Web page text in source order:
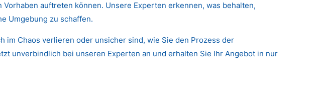
auftreten können. Unsere Experten erkennen, was behalten,
Umgebung zu schaffen.
im Chaos verlieren oder unsicher sind, wie Sie den Prozess der
unverbindlich bei unseren Experten an und erhalten Sie Ihr Angebot in nur